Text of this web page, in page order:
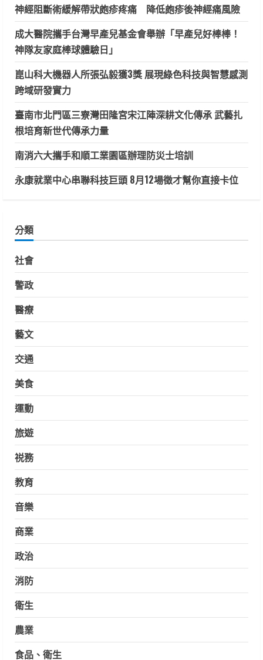
神經阻斷術緩解帶狀皰疹疼痛 降低皰疹後神經痛風險
成大醫院攜手台灣早產兒基金會舉辦「早產兒好棒棒！
神隊友家庭棒球體驗日」
崑山科大機器人所張弘毅獲3獎 展現綠色科技與智慧感測
跨域研發實力
臺南市北門區三寮灣田隆宮宋江陣深耕文化傳承 武藝扎
根培育新世代傳承力量
南消六大攜手和順工業園區辦理防災士培訓
永康就業中心串聯科技巨頭 8月12場徵才幫你直接卡位
分類
社會
警政
醫療
藝文
交通
美食
運動
旅遊
祱務
教育
音樂
商業
政治
消防
衛生
農業
食品、衛生